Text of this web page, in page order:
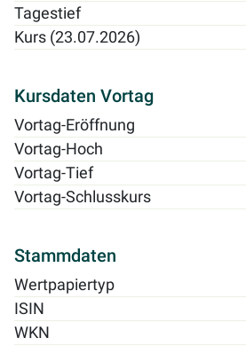
Tagestief
Kurs (23.07.2026)
Kursdaten Vortag
Vortag-Eröffnung
Vortag-Hoch
Vortag-Tief
Vortag-Schlusskurs
Stammdaten
Wertpapiertyp
ISIN
WKN